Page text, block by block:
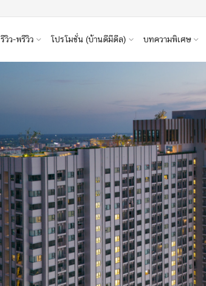
รีวิว-พรีวิว โปรโมชั่น (บ้านดีมีดีล) บทความพิเศษ